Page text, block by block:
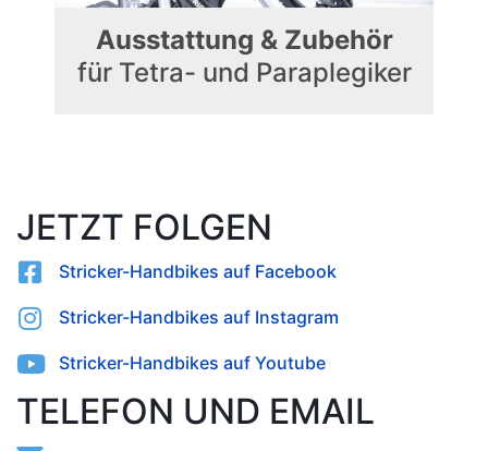
Ausstattung & Zubehör
für Tetra- und Paraplegiker
JETZT FOLGEN
Stricker-Handbikes auf Facebook
Stricker-Handbikes auf Instagram
Stricker-Handbikes auf Youtube
TELEFON UND EMAIL